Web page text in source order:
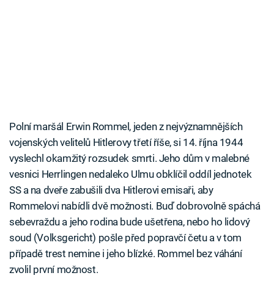
Polní maršál Erwin Rommel, jeden z nejvýznamnějších
vojenských velitelů Hitlerovy třetí říše, si 14. října 1944
vyslechl okamžitý rozsudek smrti. Jeho dům v malebné
vesnici Herrlingen nedaleko Ulmu obklíčil oddíl jednotek
SS a na dveře zabušili dva Hitlerovi emisaři, aby
Rommelovi nabídli dvě možnosti. Buď dobrovolně spáchá
sebevraždu a jeho rodina bude ušetřena, nebo ho lidový
soud (Volksgericht) pošle před popravčí četu a v tom
případě trest nemine i jeho blízké. Rommel bez váhání
zvolil první možnost.